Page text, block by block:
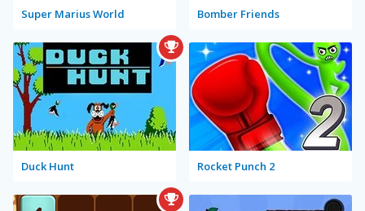
Super Marius World Bomber Friends
Duck Hunt Rocket Punch 2